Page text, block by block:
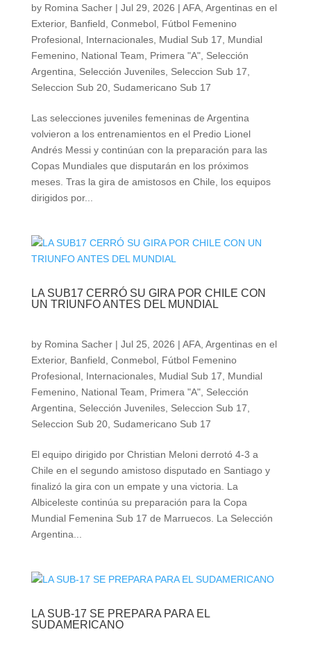
by Romina Sacher| Jul 29, 2026 | AFA, Argentinas en el
Exterior, Banfield Conmebol, Fútbol Femenino
Profesional, Internacionales, Mudial Sub 17
Mundial
Femenino, National Team Primera "A", Selección
Argentina
Selección Juveniles, Seleccion Sub 17
Seleccion Sub 20, Sudamericano Sub 17
Las selecciones juveniles femeninas de Argentina
volvieron a los entrenamientos en el Predio Lionel
Andrés Messi y continúan con la preparación para las
Copas Mundiales que disputarán en los próximos
meses. Tras la gira de amistosos en Chile, los equipos
dirigidos por...
LA SUB17 CERRÓ SU GIRA POR CHILE CON
UN TRIUNFO ANTES DEL MUNDIAL
by Romina Sacher| Jul 25, 2026 | AFA, Argentinas en el
Exterior, Banfield Conmebol, Fútbol Femenino
Profesional, Internacionales, Mudial Sub 17
Mundial
Femenino, National Team Primera "A", Selección
Argentina
Selección Juveniles, Seleccion Sub 17
Seleccion Sub 20, Sudamericano Sub 17
El equipo dirigido por Christian Meloni derrotó 4-3 a
Chile en el segundo amistoso disputado en Santiago y
finalizó la gira con un empate y una victoria. La
Albiceleste continúa su preparación para la Copa
Mundial Femenina Sub 17 de Marruecos. La Selección
Argentina...
LA SUB-17 SE PREPARA PARA EL
SUDAMERICANO